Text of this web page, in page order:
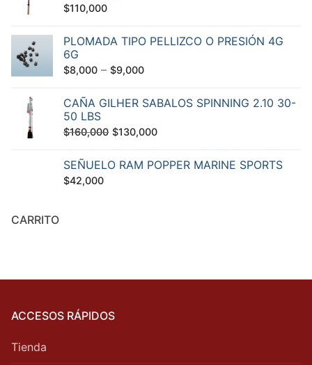
$110,000
PLOMADA TIPO PELLIZCO O PRESIÓN 4G
6G
$8,000 – $9,000
CAÑA GILHER SABALOS SPINNING 2.10 30-
50 LBS
$160,000 El
original
$130,000El
actual
SEÑUELO RAM POPPER MARINE SPORTS
$42,000
CARRITO
ACCESOS RÁPIDOS
Tienda